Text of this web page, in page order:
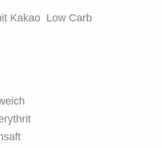
Kakao  Low Carb